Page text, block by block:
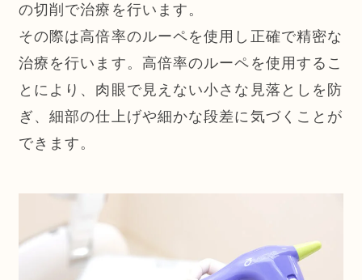
の切削で治療を行います。
その際は高倍率のルーペを使用し正確で精密な
治療を行います。高倍率のルーペを使用するこ
とにより、肉眼で見えない小さな見落としを防
ぎ、細部の仕上げや細かな段差に気づくことが
できます。